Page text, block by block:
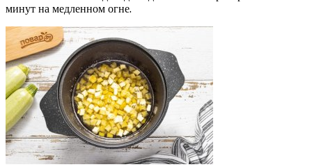
минут на медленном огне.